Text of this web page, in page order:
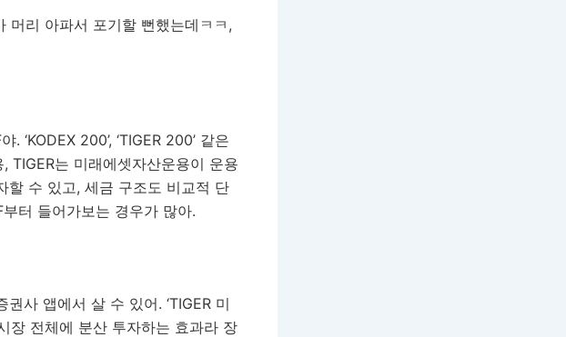
머리 아파서 포기할 뻔했는데ㅋㅋ,
‘KODEX 200’, ‘TIGER 200’ 같은
TIGER는 미래에셋자산운용이 운용
할 수 있고, 세금 구조도 비교적 단
터 들어가보는 경우가 많아.
사 앱에서 살 수 있어. ‘TIGER 미
장 전체에 분산 투자하는 효과라 장